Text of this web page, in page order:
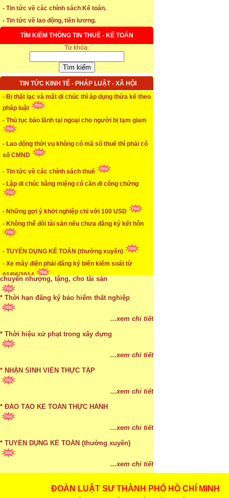
- Tin tức về các chính sách Kế toán.
- Tin tức về lao động, tiền lương.
TÌM KIẾM THÔNG TIN THUẾ - KẾ TOÁN
Từ khóa:
TIN TỨC KINH TẾ - PHÁP LUẬT - XÃ HỘI
- Bị thất lạc và mất di chúc thì áp dụng thừa kế theo
pháp luật
- Thủ tục bảo lãnh tại ngoại cho người bị tạm giam
- Lao động thời vụ không có mã số thuế thì phải có
số CMND
- Tin tức về các chính sách thuế
- Lập di chúc bằng miệng có cần đi công chứng
- Những gợi ý khởi nghiệp chỉ với 100 USD
- Không thể đòi tài sản nếu chưa đăng ký kết hôn
- TUYỂN DỤNG KẾ TOÁN (thường xuyên)
- Xe máy điện phải đăng ký biển kiểm soát từ
01/06/2014
- Được đặt tiền bảo lãnh cho xe vi phạm giao thông
* Thời hiệu xử phạt trong xây dựng
* NHẬN SINH VIÊN THỰC TẬP
...xem chi tiết
* ĐÀO TẠO KẾ TOÁN THỰC HÀNH
...xem chi tiết
* Cách chọn màu phù hợp theo phong thuỷ
* Mức phạt khi chậm nộp báo cáo thuế
* Lập di chúc bằng miệng có cần đi công chứng
...xem chi tiết
* Những trường hợp được miễn thuế TNCN khi
chuyển nhượng, tặng, cho tài sản
theo pháp luật
...xem chi tiết
* Thời hạn đăng ký bảo hiểm thất nghiệp
* Thời hiệu xử phạt trong xây dựng
* NHẬN SINH VIÊN THỰC TẬP
* ĐÀO TẠO KẾ TOÁN THỰC HÀNH
...xem chi tiết
* TUYỂN DỤNG KẾ TOÁN (thường xuyên)
...xem chi tiết
* Cách chọn màu phù hợp theo phong thuỷ
ĐOÀN LUẬT SƯ THÀNH PHỐ HỒ CHÍ MINH